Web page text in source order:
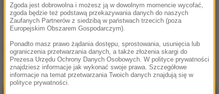
Poseł Dominik Tarczyński może się odwołać od tego
wyroku.
(ph)
Źródło: RMF FM
Zgoda jest dobrowolna i możesz ją w dowolnym momencie wycofać,
zgoda będzie też podstawą przekazywania danych do naszych
Zaufanych Partnerów z siedzibą w państwach trzecich (poza
Europejskim Obszarem Gospodarczym).
Ponadto masz prawo żądania dostępu, sprostowania, usunięcia lub
ograniczenia przetwarzania danych, a także złożenia skargi do
Prezesa Urzędu Ochrony Danych Osobowych. W polityce prywatności
znajdziesz informacje jak wykonać swoje prawa. Szczegółowe
informacje na temat przetwarzania Twoich danych znajdują się w
polityce prywatności.